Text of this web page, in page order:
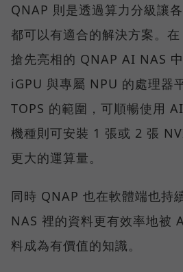
QNAP 則是透過算力分級讓
都可以有適合的解決方案。
搶先亮相的 QNAP AI NAS
iGPU 與專屬 NPU 的處理器
TOPS 的範圍，可順暢使用
機種則可安裝 1 張或 2 張
更大的運算量。
同時 QNAP 也在軟體端也持
NAS 裡的資料更有效率地被
料成為有價值的知識。